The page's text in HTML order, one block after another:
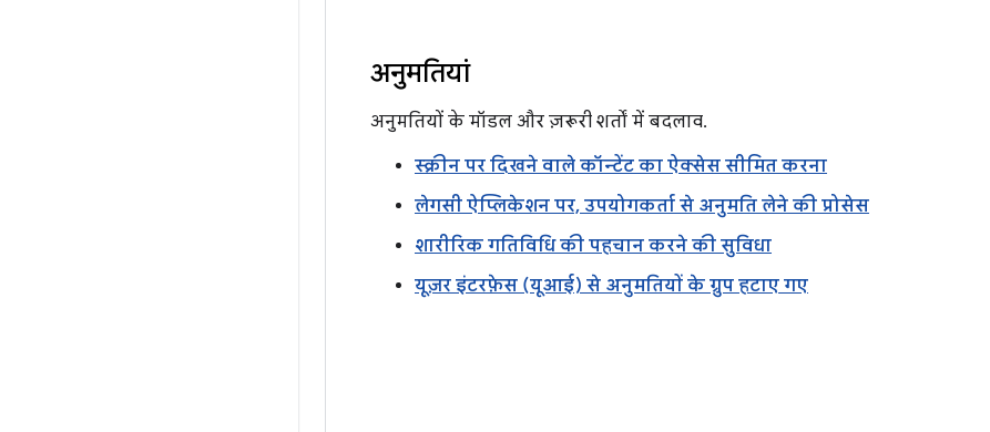
अनुमतियां
अनुमतियों के मॉडल और ज़रूरी शर्तों में बदलाव.
स्क्रीन पर दिखने वाले कॉन्टेंट का ऐक्सेस सीमित करना
लेगसी ऐप्लिकेशन पर, उपयोगकर्ता से अनुमति लेने की प्रोसेस
शारीरिक गतिविधि की पहचान करने की सुविधा
यूज़र इंटरफ़ेस (यूआई) से अनुमतियों के ग्रुप हटाए गए